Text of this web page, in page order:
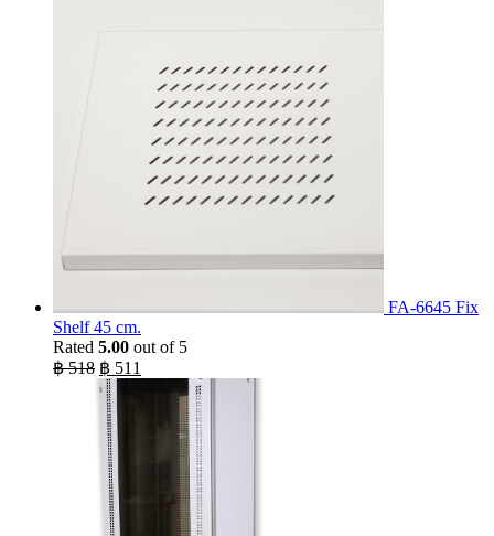
FA-6645 Fix
Shelf 45 cm.
Rated 5.00 out of 5
฿518 Original
price
was:
฿ 518.
฿ 511
฿ 511.